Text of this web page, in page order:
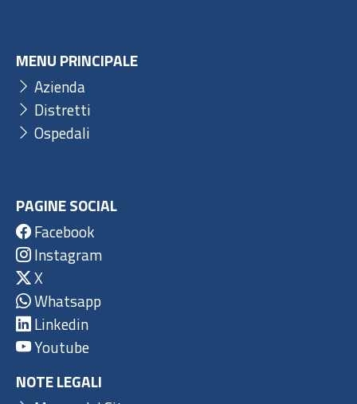
MENU PRINCIPALE
Azienda
Distretti
Ospedali
PAGINE SOCIAL
Facebook
Instagram
X
Whatsapp
Linkedin
Youtube
NOTE LEGALI